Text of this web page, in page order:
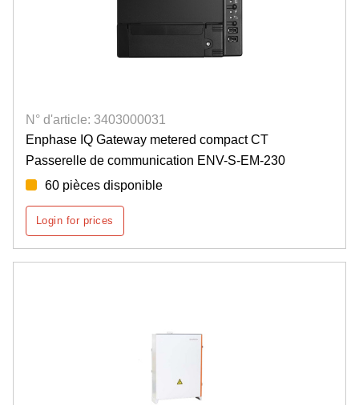
N° d'article: 3403000031
Enphase IQ Gateway metered compact CT
Passerelle de communication ENV-S-EM-230
60 pièces disponible
Login for prices